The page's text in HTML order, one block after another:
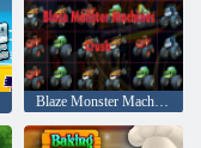
Blaze Monster Machines écrase